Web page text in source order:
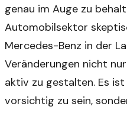
genau im Auge zu
Automobilsektor
Mercedes-Benz in der
Veränderungen nicht
aktiv zu gestalten. Es
vorsichtig zu sein,